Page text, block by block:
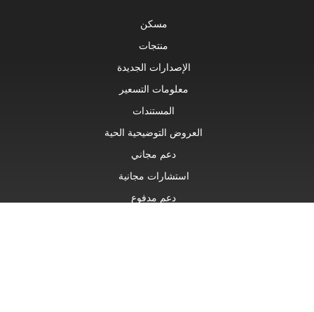
مسكن
منتجات
الإصدارات الجديدة
معلومات التسعير
المستندات
العروض التوضيحية الحية
دعم مجاني
استشارات مجانية
دعم مدفوع